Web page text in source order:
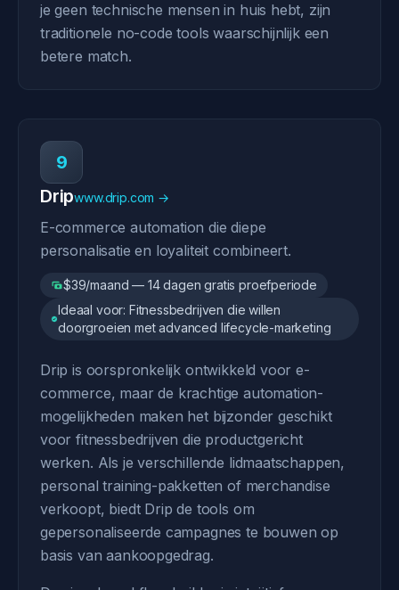
je geen technische mensen in huis hebt, zijn
traditionele no-code tools waarschijnlijk een
betere match.
9
Dripwww.drip.com →
E-commerce automation die diepe
personalisatie en loyaliteit combineert.
$39/maand — 14 dagen gratis proefperiode
Ideaal voor: Fitnessbedrijven die willen
doorgroeien met advanced lifecycle-marketing
Drip is oorspronkelijk ontwikkeld voor e-
commerce, maar de krachtige automation-
mogelijkheden maken het bijzonder geschikt
voor fitnessbedrijven die productgericht
werken. Als je verschillende lidmaatschappen,
personal training-pakketten of merchandise
verkoopt, biedt Drip de tools om
gepersonaliseerde campagnes te bouwen op
basis van aankoopgedrag.